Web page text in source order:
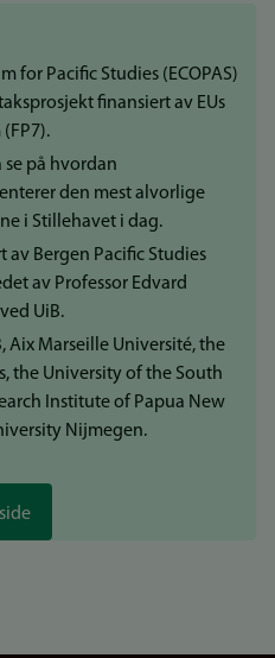
for Pacific Studies (ECOPAS)
finansiert av EUs
se på hvordan
den mest alvorlige
i Stillehavet i dag.
Bergen Pacific Studies
av Professor Edvard
UiB.
Aix Marseille Université, the
the University of the South
Institute of Papua New
Nijmegen.